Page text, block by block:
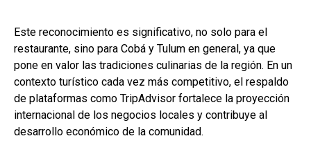
Este reconocimiento es significativo, no solo para el
restaurante, sino para Cobá y Tulum en general, ya que
pone en valor las tradiciones culinarias de la región. En un
contexto turístico cada vez más competitivo, el respaldo
de plataformas como TripAdvisor fortalece la proyección
internacional de los negocios locales y contribuye al
desarrollo económico de la comunidad.